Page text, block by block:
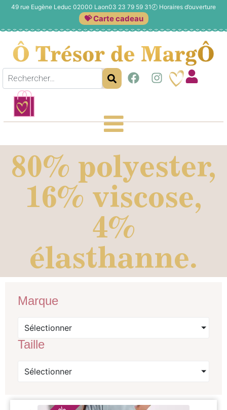
49 rue Eugène Leduc 02000 Laon03 23 79 59 31🕗 Horaires d’ouverture
💝 Carte cadeau
80% polyester,
16% viscose,
4%
élasthanne.
Marque
Sélectionner
Taille
Sélectionner